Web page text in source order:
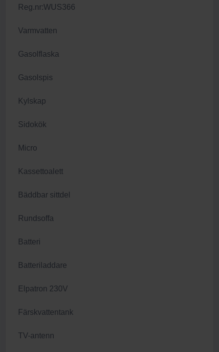
Reg.nr:WUS366
Varmvatten
Gasolflaska
Gasolspis
Kylskap
Sidokök
Micro
Kassettoalett
Bäddbar sittdel
Rundsoffa
Batteri
Batteriladdare
Elpatron 230V
Färskvattentank
TV-antenn